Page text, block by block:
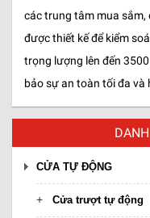
các trung tâm mua sắm,
được thiết kế để kiểm
trọng lượng lên đến
bảo sự an toàn tối đa và
CỬA TỰ ĐỘNG
Cửa trượt tự động